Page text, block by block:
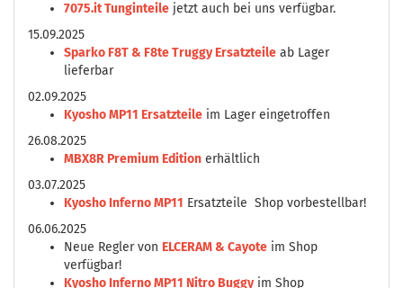
7075.it Tunginteile jetzt auch bei uns verfügbar.
15.09.2025
Sparko F8T & F8te Truggy Ersatzteile ab Lager
lieferbar
02.09.2025
Kyosho MP11 Ersatzteile im Lager eingetroffen
26.08.2025
MBX8R Premium Edition erhältlich
03.07.2025
Kyosho Inferno MP11 Ersatzteile Shop vorbestellbar!
06.06.2025
Neue Regler von ELCERAM & Cayote im Shop
verfügbar!
Kyosho Inferno MP11 Nitro Buggyim Shop